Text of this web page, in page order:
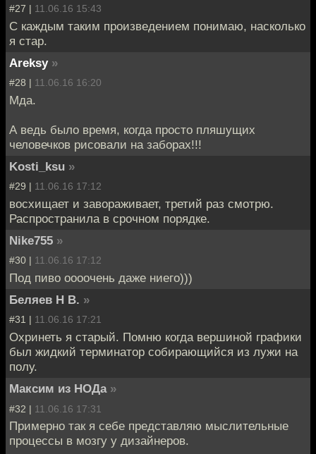
#27 | 11.06.16 15:43
С каждым таким произведением понимаю, насколько
я стар.
Areksy »
#28 | 11.06.16 16:20
Мда.
А ведь было время, когда просто пляшущих
человечков рисовали на заборах!!!
Kosti_ksu »
#29 | 11.06.16 17:12
восхищает и завораживает, третий раз смотрю.
Распространила в срочном порядке.
Nike755 »
#30 | 11.06.16 17:12
Под пиво оооочень даже ниего)))
Беляев Н В. »
#31 | 11.06.16 17:21
Охринеть я старый. Помню когда вершиной графики
был жидкий терминатор собирающийся из лужи на
полу.
Максим из НОДа »
#32 | 11.06.16 17:31
Примерно так я себе представляю мыслительные
процессы в мозгу у дизайнеров.